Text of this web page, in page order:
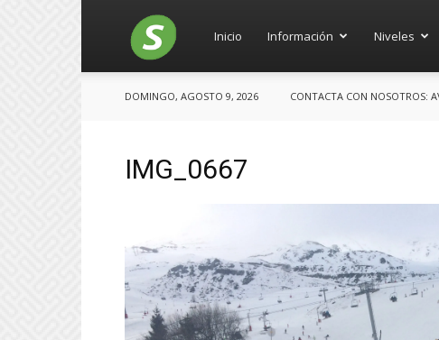
Salces
Inicio Información Niveles
DOMINGO, AGOSTO 9, 2026 CONTACTA CON NOSOTROS:
IMG_0667